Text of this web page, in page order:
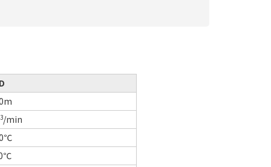
3/min